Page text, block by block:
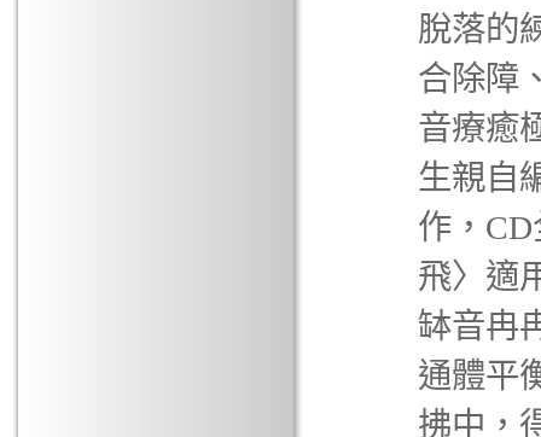
脫落的
合除障
音療癒
生親自
作，
飛〉適
缽音冉
通體平
拂中，